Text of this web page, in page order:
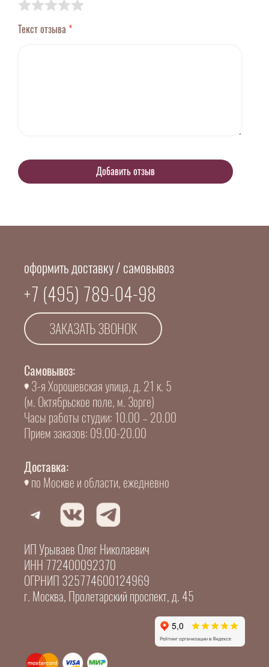
Текст отзыва *
оформить доставку / самовывоз
+7 (495) 789-04-98
ЗАКАЗАТЬ ЗВОНОК
Самовывоз:
3-я Хорошевская улица, д. 21 к. 5
(м. Октябрьское поле, м. Зорге)
Часы работы студии: 10.00 – 20.00
Прием заказов: 09.00-20.00
Доставка:
по Москве и области, ежедневно
ИП Урываев Олег Николаевич
ИНН 772400092370
ОГРНИП 325774600124969
г. Москва, Пролетарский проспект, д. 45